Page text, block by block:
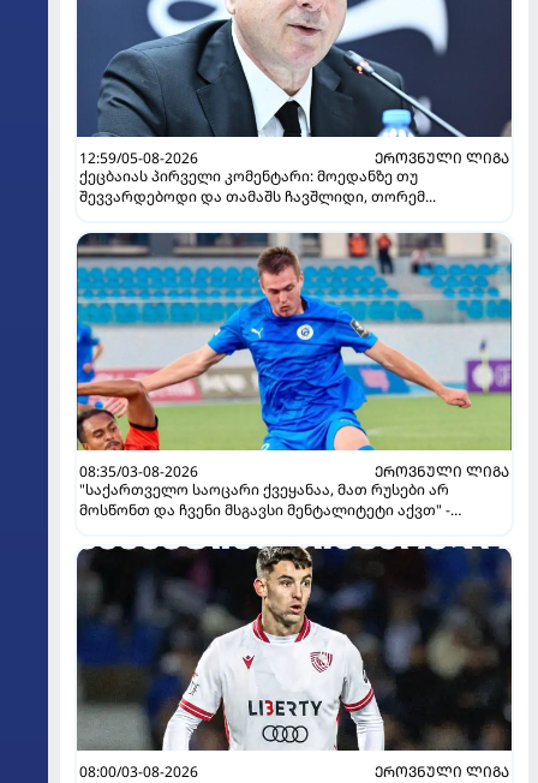
12:59/05-08-2026
ᲔᲠᲝᲕᲜᲣᲚᲘ ᲚᲘᲒᲐ
ქეცბაიას პირველი კომენტარი: მოედანზე თუ
შევვარდებოდი და თამაშს ჩავშლიდი, თორემ...
08:35/03-08-2026
ᲔᲠᲝᲕᲜᲣᲚᲘ ᲚᲘᲒᲐ
"საქართველო საოცარი ქვეყანაა, მათ რუსები არ
მოსწონთ და ჩვენი მსგავსი მენტალიტეტი აქვთ" -
08:00/03-08-2026
ᲔᲠᲝᲕᲜᲣᲚᲘ ᲚᲘᲒᲐ